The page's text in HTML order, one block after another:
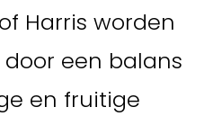
Harris worden
een balans
en fruitige